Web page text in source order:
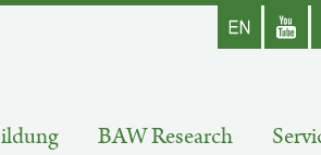
Youtube
BAW Research